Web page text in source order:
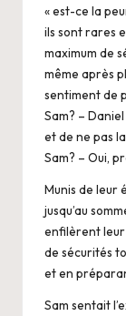
« est-ce la
ils sont rares
maximum de
même après
sentiment de
Sam? –
et de ne pas
Sam? – Oui,
Munis de leur
jusqu’au
enfilèrent leur
de sécurités
et en
Sam sentait